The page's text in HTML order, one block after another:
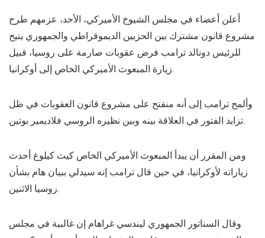
أعلن أعضاء في مجلس الشيوخ الأميركي، الأحد، عزمهم طرح
مشروع قانون مشترك بين الحزبين الديموقراطي والجمهوري يتيح
للرئيس دونالد ترامب فرض عقوبات صارمة على روسيا، قبيل
زيارة المبعوث الأميركي الخاص إلى أوكرانيا.
وألمح ترامب إلى أنه منفتح على مشروع قانون العقوبات في ظل
تزايد الفتور في العلاقة بينه وبين نظيره الروسي فلاديمير بوتين.
ومن المقرر أن يبدأ المبعوث الأميركي الخاص كيث كيلوغ أحدث
زياراته لأوكرانيا، في حين قال ترامب إنه سيدلي ببيان هام بشأن
روسيا الاثنين.
وقال السناتور الجمهوري ليندسي غراهام إن غالبية في مجلس